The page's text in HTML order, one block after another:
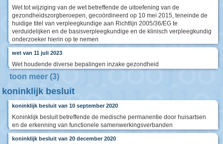
Wet tot wijziging van de wet betreffende de uitoefening van de
gezondheidszorgberoepen, gecoördineerd op 10 mei 2015, teneinde de
huidige titel van verpleegkundige aan Richtlijn 2005/36/EG te
verduidelijken en de basisverpleegkundige en de klinisch verpleegkundig
onderzoeker hierin op te nemen
wet van 11 juli 2023
Wet houdende diverse bepalingen inzake gezondheid
toon meer (3)
koninklijk besluit
koninklijk besluit van 10 september 2020
Koninklijk besluit betreffende de medische permanentie door huisartsen
en de erkenning van functionele samenwerkingsverbanden
koninklijk besluit van 20 december 2020